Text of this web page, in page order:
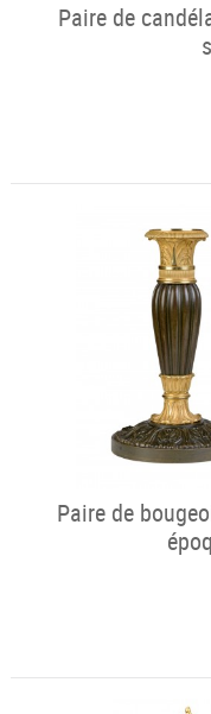
Paire de
Paire de